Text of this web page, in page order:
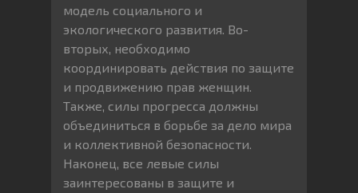
модель социального и
экологического развития. Во-
вторых, необходимо
координировать действия по защите
и продвижению прав женщин.
Также, силы прогресса должны
объединиться в борьбе за дело мира
и коллективной безопасности.
Наконец, все левые силы
заинтересованы в защите и